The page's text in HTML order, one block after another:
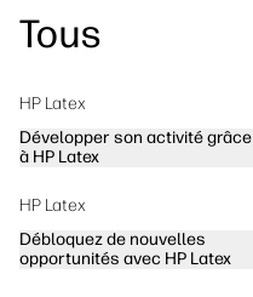
Tous
HP Latex
Développer son activité grâce
à HP Latex
HP Latex
Débloquez de nouvelles
opportunités avec HP Latex